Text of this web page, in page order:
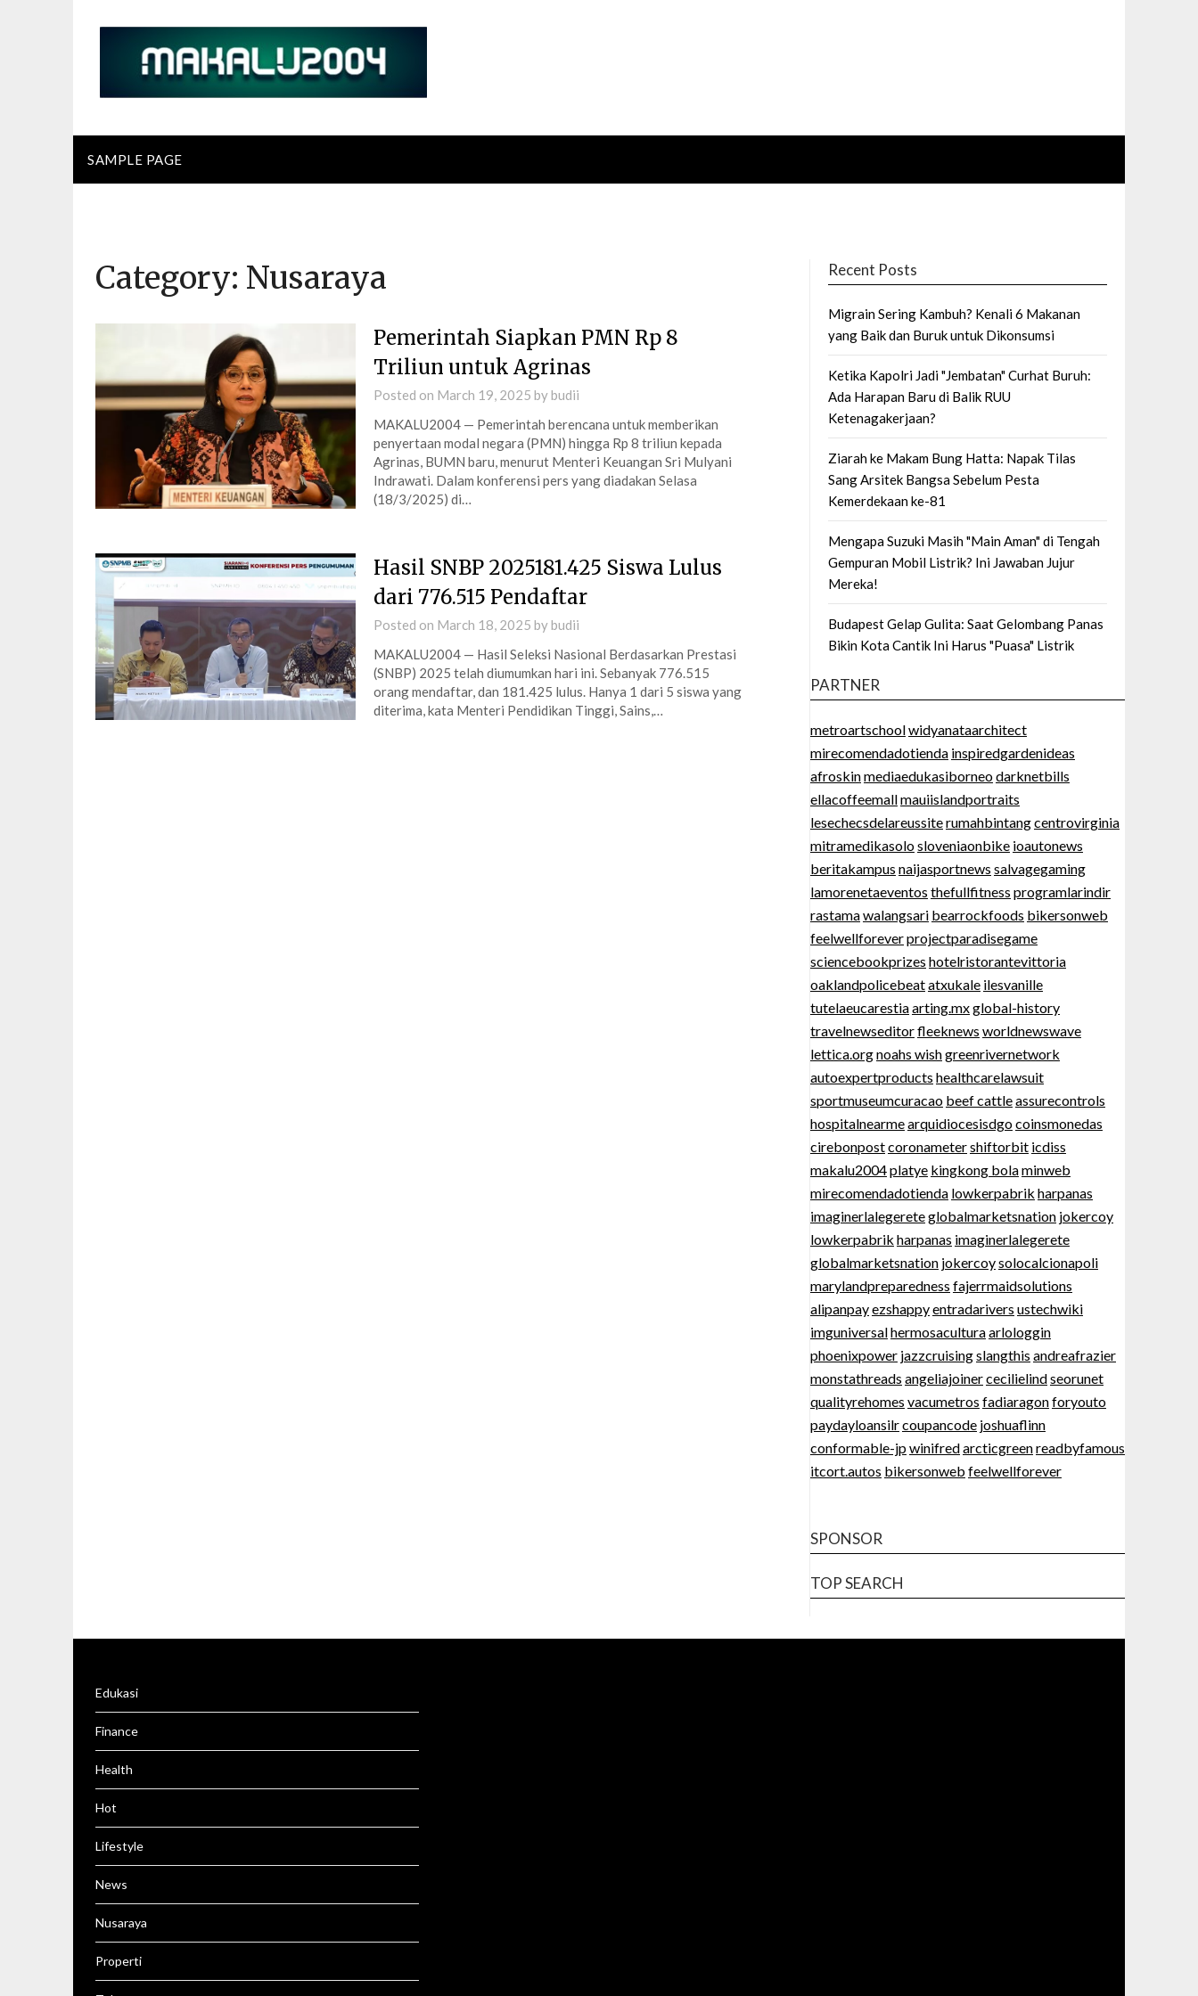
SAMPLE PAGE
Category: Nusaraya
Pemerintah Siapkan PMN Rp 8
Triliun untuk Agrinas
Posted on March 19, 2025 bybudii
MAKALU2004 — Pemerintah berencana untuk memberikan
penyertaan modal negara (PMN) hingga Rp 8 triliun kepada
Agrinas, BUMN baru, menurut Menteri Keuangan Sri Mulyani
Indrawati. Dalam konferensi pers yang diadakan Selasa
(18/3/2025) di…
Hasil SNBP 2025181.425 Siswa Lulus
dari 776.515 Pendaftar
Posted on March 18, 2025 bybudii
MAKALU2004 — Hasil Seleksi Nasional Berdasarkan Prestasi
(SNBP) 2025 telah diumumkan hari ini. Sebanyak 776.515
orang mendaftar, dan 181.425 lulus. Hanya 1 dari 5 siswa yang
diterima, kata Menteri Pendidikan Tinggi, Sains,…
Recent Posts
Migrain Sering Kambuh? Kenali 6 Makanan
yang Baik dan Buruk untuk Dikonsumsi
Ketika Kapolri Jadi "Jembatan" Curhat Buruh:
Ada Harapan Baru di Balik RUU
Ketenagakerjaan?
Ziarah ke Makam Bung Hatta: Napak Tilas
Sang Arsitek Bangsa Sebelum Pesta
Kemerdekaan ke-81
Mengapa Suzuki Masih "Main Aman" di Tengah
Gempuran Mobil Listrik? Ini Jawaban Jujur
Mereka!
Budapest Gelap Gulita: Saat Gelombang Panas
Bikin Kota Cantik Ini Harus "Puasa" Listrik
PARTNER
metroartschoolwidyanataarchitect
mirecomendadotienda inspiredgardenideas
afroskinmediaedukasiborneodarknetbills
ellacoffeemallmauiislandportraits
lesechecsdelareussiterumahbintangcentrovirginia
mitramedikasolosloveniaonbike ioautonews
beritakampus naijasportnews salvagegaming
lamorenetaeventos thefullfitness programlarindir
rastamawalangsari bearrockfoods bikersonweb
feelwellforeverprojectparadisegame
sciencebookprizes hotelristorantevittoria
oaklandpolicebeatatxukale ilesvanille
tutelaeucarestiaarting.mxglobal-history
travelnewseditorfleeknews worldnewswave
lettica.orgnoahs wishgreenrivernetwork
autoexpertproducts healthcarelawsuit
sportmuseumcuracao beef cattleassurecontrols
hospitalnearmearquidiocesisdgocoinsmonedas
cirebonpostcoronametershiftorbit icdiss
makalu2004platye kingkong bolaminweb
mirecomendadotienda lowkerpabrik harpanas
imaginerlalegereteglobalmarketsnation jokercoy
lowkerpabrik harpanas imaginerlalegerete
globalmarketsnation jokercoysolocalcionapoli
marylandpreparedness fajerrmaidsolutions
alipanpayezshappyentradarivers ustechwiki
imguniversalhermosaculturaarlologgin
phoenixpower jazzcruisingslangthis andreafrazier
monstathreads angeliajoinercecilielindseorunet
qualityrehomes vacumetros fadiaragonforyouto
paydayloansilrcoupancode joshuaflinn
conformable-jpwinifredarcticgreenreadbyfamous
itcort.autos bikersonweb feelwellforever
SPONSOR
TOP SEARCH
Edukasi
Finance
Health
Hot
Lifestyle
News
Nusaraya
Properti